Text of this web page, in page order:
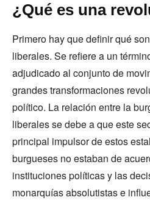
¿Qué es una
Primero hay que definir qué
liberales. Se refiere a un
adjudicado al conjunto de
grandes transformaciones
político. La relación entre la
liberales se debe a que este
principal impulsor de estos
burgueses no estaban de
instituciones políticas y las
monarquías absolutistas e